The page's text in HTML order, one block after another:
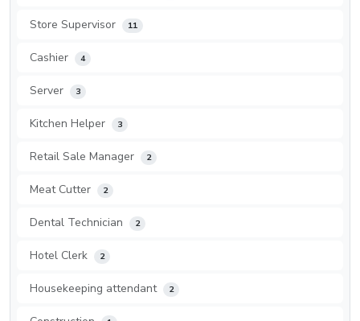
Store Supervisor 11
Cashier 4
Server 3
Kitchen Helper 3
Retail Sale Manager 2
Meat Cutter 2
Dental Technician 2
Hotel Clerk 2
Housekeeping attendant 2